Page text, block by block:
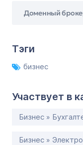
Доменный
Тэги
бизнес
Участвует в
Бизнес »
Бизнес »